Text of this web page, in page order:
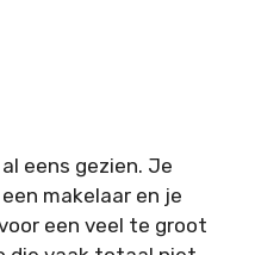
eens gezien. Je
makelaar en je
een veel te groot